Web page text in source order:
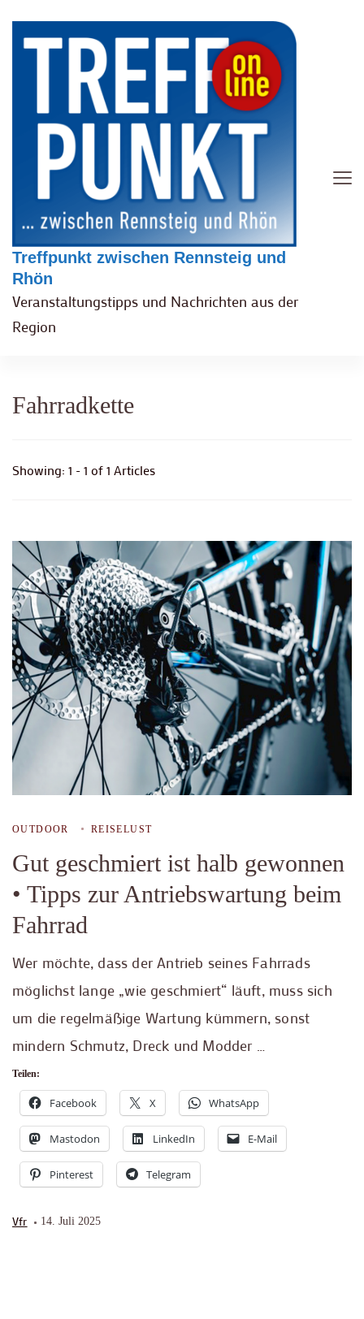
Treffpunkt zwischen Rennsteig und
Rhön
Veranstaltungstipps und Nachrichten aus der
Region
Fahrradkette
Showing: 1 - 1 of 1 Articles
OUTDOOR REISELUST
Gut geschmiert ist halb gewonnen
• Tipps zur Antriebswartung beim
Fahrrad
Wer möchte, dass der Antrieb seines Fahrrads
möglichst lange „wie geschmiert“ läuft, muss sich
um die regelmäßige Wartung kümmern, sonst
mindern Schmutz, Dreck und Modder …
Teilen:
Facebook X WhatsApp
Mastodon LinkedIn E-Mail
Pinterest Telegram
Vfr 14. Juli 2025